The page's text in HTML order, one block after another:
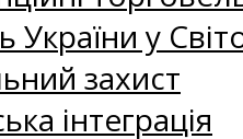
України у
захист
інтеграція